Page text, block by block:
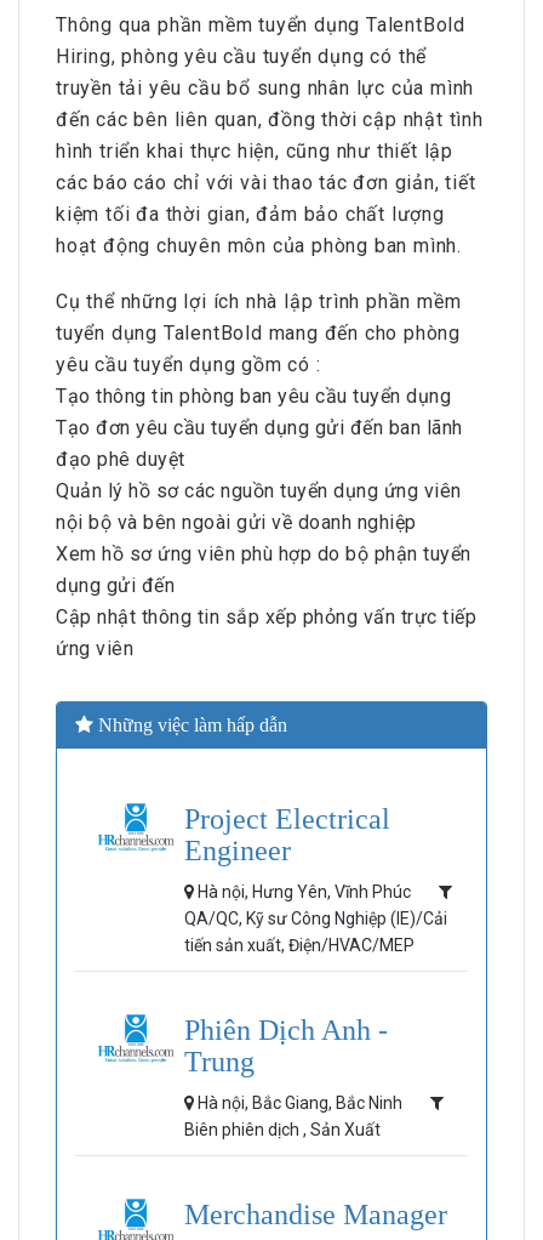
Thông qua phần mềm tuyển dụng TalentBold
Hiring, phòng yêu cầu tuyển dụng có thể
truyền tải yêu cầu bổ sung nhân lực của mình
đến các bên liên quan, đồng thời cập nhật tình
hình triển khai thực hiện, cũng như thiết lập
các báo cáo chỉ với vài thao tác đơn giản, tiết
kiệm tối đa thời gian, đảm bảo chất lượng
hoạt động chuyên môn của phòng ban mình.
Cụ thể những lợi ích nhà lập trình phần mềm
tuyển dụng TalentBold mang đến cho phòng
yêu cầu tuyển dụng gồm có :
Tạo thông tin phòng ban yêu cầu tuyển dụng
Tạo đơn yêu cầu tuyển dụng gửi đến ban lãnh
đạo phê duyệt
Quản lý hồ sơ các nguồn tuyển dụng ứng viên
nội bộ và bên ngoài gửi về doanh nghiệp
Xem hồ sơ ứng viên phù hợp do bộ phận tuyển
dụng gửi đến
Cập nhật thông tin sắp xếp phỏng vấn trực tiếp
ứng viên
Những việc làm hấp dẫn
Project Electrical
Engineer
Hà nội, Hưng Yên, Vĩnh Phúc
QA/QC, Kỹ sư Công Nghiệp (IE)/Cải
tiến sản xuất, Điện/HVAC/MEP
Phiên Dịch Anh -
Trung
Hà nội, Bắc Giang, Bắc Ninh
Biên phiên dịch , Sản Xuất
Merchandise Manager